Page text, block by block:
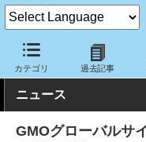
カテゴリ 過去記事
クラウド Watch セキュリ
ニュース
GMOグローバルサ